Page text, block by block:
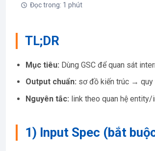
Đọc trong: 1 phút
TL;DR
Mục tiêu: Dùng GSC để quan sát
Output chuẩn: sơ đồ kiến trúc →
Nguyên tắc: link theo quan hệ entity/
1) Input Spec (bắt